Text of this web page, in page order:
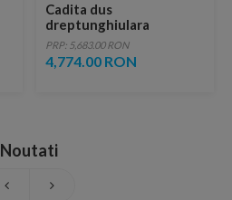
Cadita dus
dreptunghiulara
Radaway Teos F 210 x 90
x H4 cm, decupabila, alb
PRP: 5,683.00 RON
4,774.00 RON
Noutati